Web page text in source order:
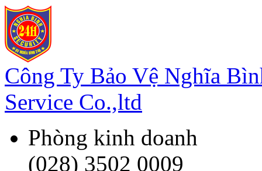
Công Ty Bảo Vệ Nghĩa
Service Co.,ltd
Phòng kinh doanh
(028) 3502 0009